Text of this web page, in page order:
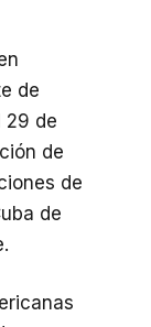
de
29 de
de
de
de